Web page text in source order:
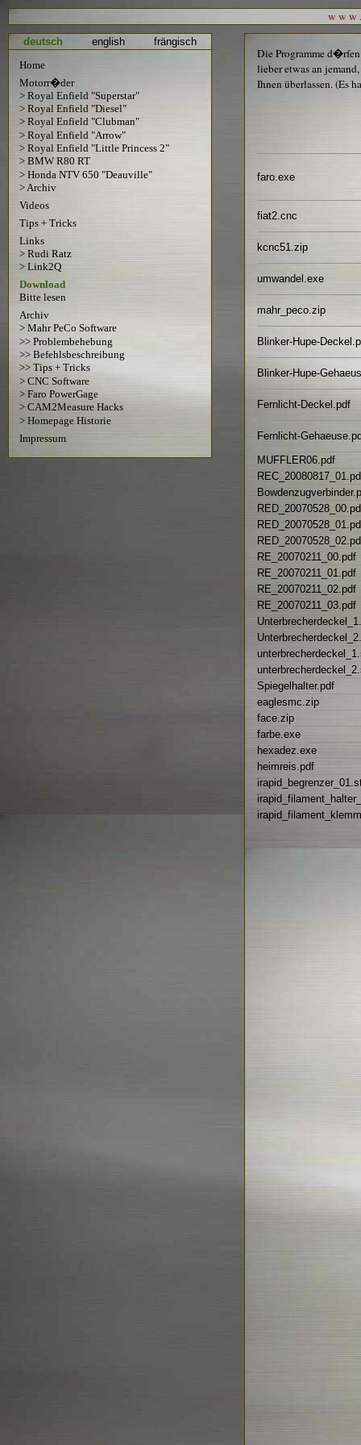
w w w
deutsch english
frängisch
Home
Motorr�der
> Royal Enfield "Superstar"
> Royal Enfield "Diesel"
> Royal Enfield "Clubman"
> Royal Enfield "Arrow"
> Royal Enfield "Little Princess 2"
> BMW R80 RT
> Honda NTV 650 "Deauville"
> Archiv
Videos
Tips + Tricks
Links
> Rudi Ratz
> Link2Q
Download
Bitte lesen
Archiv
> Mahr PeCo Software
>> Problembehebung
>> Befehlsbeschreibung
>> Tips + Tricks
> CNC Software
> Faro PowerGage
> CAM2Measure Hacks
> Homepage Historie
Impressum
Die Programme
lieber etwas an
Ihnen überlassen. (Es
faro.exe
fiat2.cnc
kcnc51.zip
umwandel.exe
mahr_peco.zip
Blinker-Hupe-
Blinker-Hupe-
Fernlicht-Deckel.pdf
Fernlicht-
MUFFLER06.pdf
RE_20070211_00.pdf
RE_20070211_01.pdf
RE_20070211_02.pdf
RE_20070211_03.pdf
Spiegelhalter.pdf
eaglesmc.zip
face.zip
farbe.exe
hexadez.exe
heimreis.pdf